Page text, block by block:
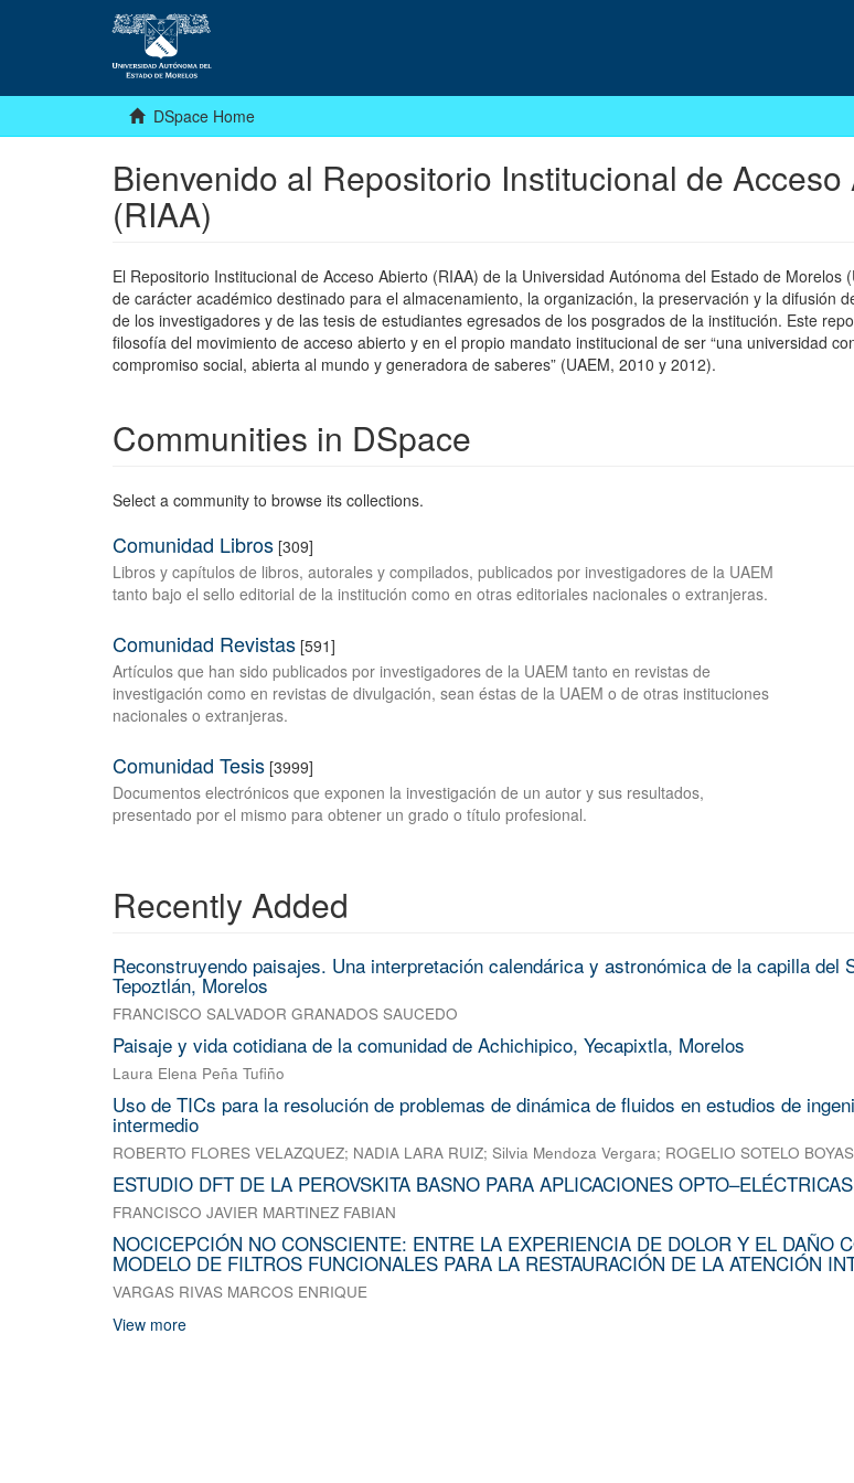
DSpace Home
Bienvenido al Repositorio Institucional de Acceso
(RIAA)
El Repositorio Institucional de Acceso Abierto (RIAA) de la Universidad Autónoma del Estado de Morelos
de carácter académico destinado para el almacenamiento, la organización, la preservación y la difusión
de los investigadores y de las tesis de estudiantes egresados de los posgrados de la institución. Este
filosofía del movimiento de acceso abierto y en el propio mandato institucional de ser “una universidad
compromiso social, abierta al mundo y generadora de saberes” (UAEM, 2010 y 2012).
Communities in DSpace
Select a community to browse its collections.
Comunidad Libros [309]
Libros y capítulos de libros, autorales y compilados, publicados por investigadores de la UAEM
tanto bajo el sello editorial de la institución como en otras editoriales nacionales o extranjeras.
Comunidad Revistas [591]
Artículos que han sido publicados por investigadores de la UAEM tanto en revistas de
investigación como en revistas de divulgación, sean éstas de la UAEM o de otras instituciones
nacionales o extranjeras.
Comunidad Tesis [3999]
Documentos electrónicos que exponen la investigación de un autor y sus resultados,
presentado por el mismo para obtener un grado o título profesional.
Recently Added
Reconstruyendo paisajes. Una interpretación calendárica y astronómica de la capilla del
Tepoztlán, Morelos
FRANCISCO SALVADOR GRANADOS SAUCEDO
Paisaje y vida cotidiana de la comunidad de Achichipico, Yecapixtla, Morelos
Laura Elena Peña Tufiño
Uso de TICs para la resolución de problemas de dinámica de fluidos en estudios de
intermedio
ROBERTO FLORES VELAZQUEZ; NADIA LARA RUIZ; Silvia Mendoza Vergara; ROGELIO SOTELO BOYAS
ESTUDIO DFT DE LA PEROVSKITA BASNO PARA APLICACIONES
FRANCISCO JAVIER MARTINEZ FABIAN
NOCICEPCIÓN NO CONSCIENTE: ENTRE LA EXPERIENCIA DE DOLOR Y EL DAÑO
MODELO DE FILTROS FUNCIONALES PARA LA RESTAURACIÓN DE LA ATENCIÓN
VARGAS RIVAS MARCOS ENRIQUE
View more